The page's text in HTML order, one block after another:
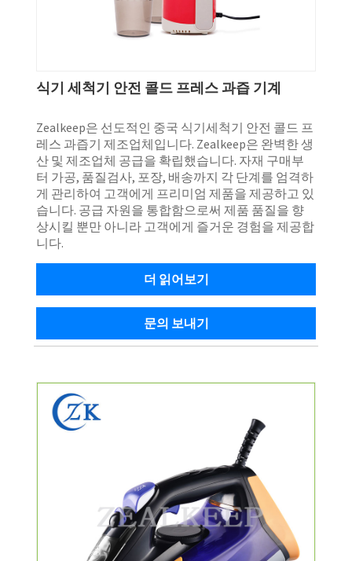
식기 세척기 안전 콜드 프레스 과즙 기계
Zealkeep은 선도적인 중국 식기세척기 안전 콜드 프
레스 과즙기 제조업체입니다. Zealkeep은 완벽한 생
산 및 제조업체 공급을 확립했습니다. 자재 구매부
터 가공, 품질검사, 포장, 배송까지 각 단계를 엄격하
게 관리하여 고객에게 프리미엄 제품을 제공하고 있
습니다. 공급 자원을 통합함으로써 제품 품질을 향
상시킬 뿐만 아니라 고객에게 즐거운 경험을 제공합
니다.
더 읽어보기
문의 보내기